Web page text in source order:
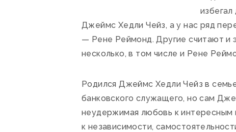
Джеймс Хедли Чейз, а у нас ряд
— Рене Реймонд. Другие считают и
несколько, в том числе и Рене
Родился Джеймс Хедли Чейз в
банковского служащего, но сам
неудержимая любовь к интересным
к независимости,